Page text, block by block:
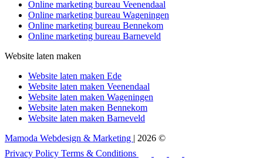
Online marketing bureau Veenendaal
Online marketing bureau Wageningen
Online marketing bureau Bennekom
Online marketing bureau Barneveld
Website laten maken
Website laten maken Ede
Website laten maken Veenendaal
Website laten maken Wageningen
Website laten maken Bennekom
Website laten maken Barneveld
Mamoda Webdesign & Marketing | 2026 ©
Privacy Policy Terms & Conditions